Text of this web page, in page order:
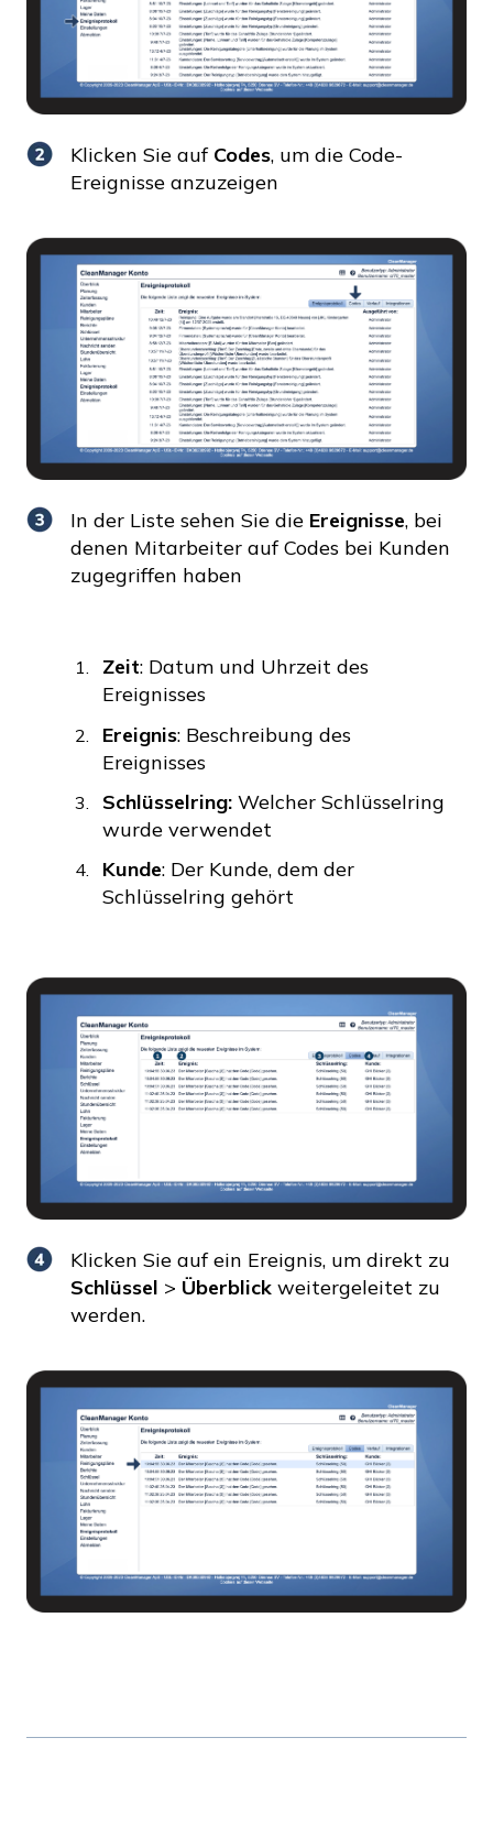
Klicken Sie auf Codes, um die Code-
Ereignisse anzuzeigen
In der Liste sehen Sie die Ereignisse, bei
denen Mitarbeiter auf Codes bei Kunden
zugegriffen haben
Zeit: Datum und Uhrzeit des
Ereignisses
Ereignis: Beschreibung des
Ereignisses
Schlüsselring: Welcher Schlüsselring
wurde verwendet
Kunde: Der Kunde, dem der
Schlüsselring gehört
Klicken Sie auf ein Ereignis, um direkt zu
Schlüssel > Überblick weitergeleitet zu
werden.